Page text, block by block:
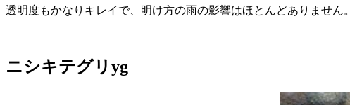
透明度もかなりキレイで、明け方の雨の影響はほとんどありません。
ニシキテグリyg